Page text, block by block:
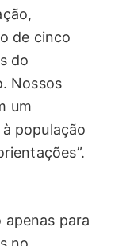
de cinco
do
Nossos
um
população
apenas para